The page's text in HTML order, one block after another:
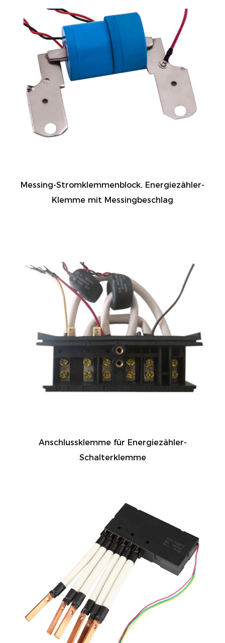
Messing-Stromklemmenblock, Energiezähler-
Klemme mit Messingbeschlag
Anschlussklemme für Energiezähler-
Schalterklemme